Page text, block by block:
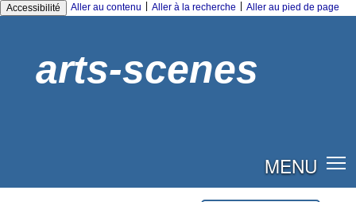
Accessibilité Aller au contenu Aller à la recherche Aller au pied de page
arts-scenes
MENU